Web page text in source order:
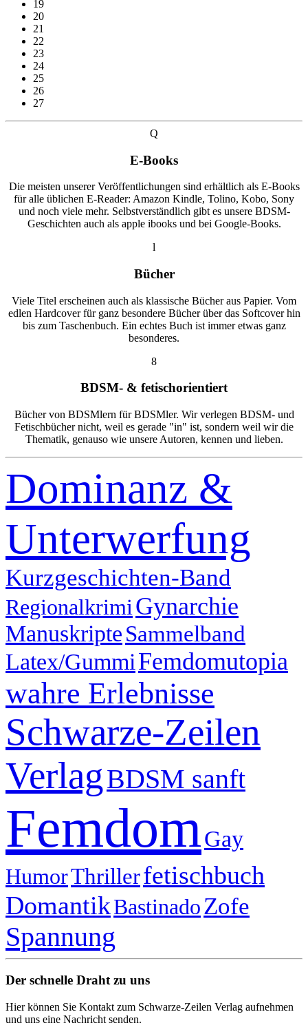
19
20
21
22
23
24
25
26
27
Q
E-Books
Die meisten unserer Veröffentlichungen sind erhältlich als E-Books
für alle üblichen E-Reader: Amazon Kindle, Tolino, Kobo, Sony
und noch viele mehr. Selbstverständlich gibt es unsere BDSM-
Geschichten auch als apple ibooks und bei Google-Books.
l
Bücher
Viele Titel erscheinen auch als klassische Bücher aus Papier. Vom
edlen Hardcover für ganz besondere Bücher über das Softcover hin
bis zum Taschenbuch. Ein echtes Buch ist immer etwas ganz
besonderes.
8
BDSM- & fetischorientiert
Bücher von BDSMlern für BDSMler. Wir verlegen BDSM- und
Fetischbücher nicht, weil es gerade "in" ist, sondern weil wir die
Thematik, genauso wie unsere Autoren, kennen und lieben.
Dominanz &
Unterwerfung
Kurzgeschichten-Band
Regionalkrimi Gynarchie
ManuskripteSammelband
Latex/GummiFemdomutopia
wahre Erlebnisse
Schwarze-Zeilen
VerlagBDSM sanft
FemdomGay
HumorThrillerfetischbuch
DomantikBastinadoZofe
Spannung
Der schnelle Draht zu uns
Hier können Sie Kontakt zum Schwarze-Zeilen Verlag aufnehmen
und uns eine Nachricht senden.